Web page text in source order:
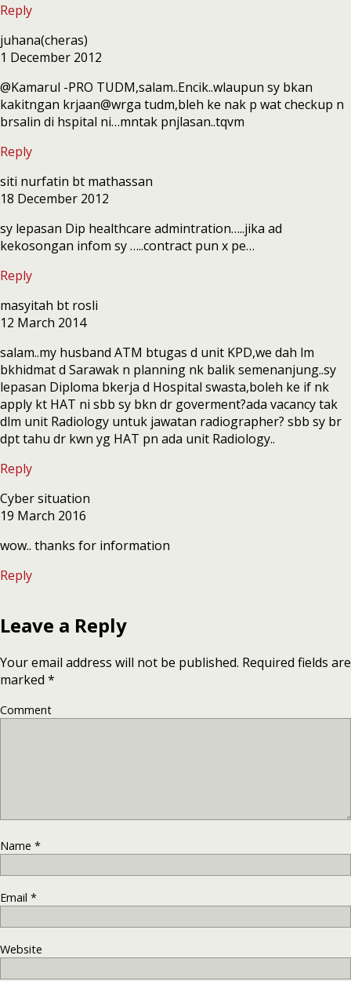
Reply
juhana(cheras)
1 December 2012
@Kamarul -PRO TUDM,salam..Encik..wlaupun sy bkan
kakitngan krjaan@wrga tudm,bleh ke nak p wat checkup n
brsalin di hspital ni…mntak pnjlasan..tqvm
Reply
siti nurfatin bt mathassan
18 December 2012
sy lepasan Dip healthcare admintration…..jika ad
kekosongan infom sy …..contract pun x pe…
Reply
masyitah bt rosli
12 March 2014
salam..my husband ATM btugas d unit KPD,we dah lm
bkhidmat d Sarawak n planning nk balik semenanjung..sy
lepasan Diploma bkerja d Hospital swasta,boleh ke if nk
apply kt HAT ni sbb sy bkn dr goverment?ada vacancy tak
dlm unit Radiology untuk jawatan radiographer? sbb sy br
dpt tahu dr kwn yg HAT pn ada unit Radiology..
Reply
Cyber situation
19 March 2016
wow.. thanks for information
Reply
Leave a Reply
Your email address will not be published. Required fields are
marked *
Comment
Name *
Email *
Website